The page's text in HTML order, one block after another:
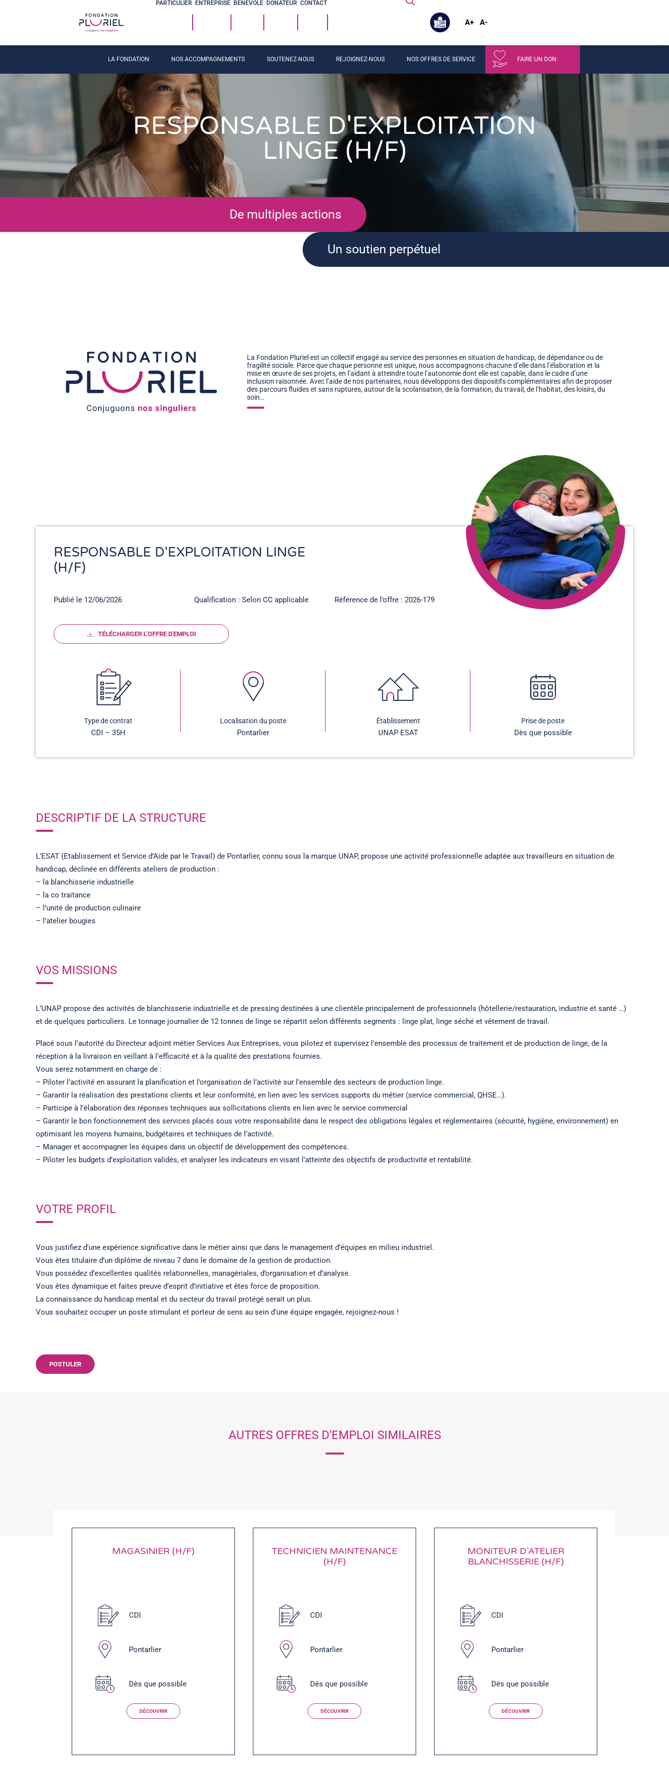
PARTICULIER ENTREPRISE BÉNÉVOLE DONATEUR CONTACT
A+ A-
LA FONDATION NOS ACCOMPAGNEMENTS SOUTENEZ-NOUS REJOIGNEZ-NOUS NOS OFFRES DE SERVICE FAIRE UN DON
RESPONSABLE D'EXPLOITATION
LINGE (H/F)
De multiples actions
Un soutien perpétuel
La Fondation Pluriel est un collectif engagé au service des personnes en situation de handicap, de dépendance ou de
fragilité sociale. Parce que chaque personne est unique, nous accompagnons chacune d’elle dans l’élaboration et la
mise en œuvre de ses projets, en l’aidant à atteindre toute l’autonomie dont elle est capable, dans le cadre d’une
inclusion raisonnée. Avec l’aide de nos partenaires, nous développons des dispositifs complémentaires afin de proposer
des parcours fluides et sans ruptures, autour de la scolarisation, de la formation, du travail, de l’habitat, des loisirs, du
soin…
RESPONSABLE D'EXPLOITATION LINGE
(H/F)
Publié le 12/06/2026 Qualification : Selon CC applicable Référence de l’offre : 2026-179
TÉLÉCHARGER L'OFFRE D'EMPLOI
Type de contrat
CDI – 35H
Localisation du poste
Pontarlier
Établissement
UNAP ESAT
Prise de poste
Dès que possible
DESCRIPTIF DE LA STRUCTURE
L’ESAT (Etablissement et Service d’Aide par le Travail) de Pontarlier, connu sous la marque UNAP, propose une activité professionnelle adaptée aux travailleurs en situation de
handicap, déclinée en différents ateliers de production :
– la blanchisserie industrielle
– la co traitance
– l’unité de production culinaire
– l’atelier bougies
VOS MISSIONS
L’UNAP propose des activités de blanchisserie industrielle et de pressing destinées à une clientèle principalement de professionnels (hôtellerie/restauration, industrie et santé …)
et de quelques particuliers. Le tonnage journalier de 12 tonnes de linge se répartit selon différents segments : linge plat, linge séché et vêtement de travail.
Placé sous l’autorité du Directeur adjoint métier Services Aux Entreprises, vous pilotez et supervisez l’ensemble des processus de traitement et de production de linge, de la
réception à la livraison en veillant à l’efficacité et à la qualité des prestations fournies.
Vous serez notamment en charge de :
– Piloter l’activité en assurant la planification et l’organisation de l’activité sur l’ensemble des secteurs de production linge.
– Garantir la réalisation des prestations clients et leur conformité, en lien avec les services supports du métier (service commercial, QHSE…).
– Participe à l’élaboration des réponses techniques aux sollicitations clients en lien avec le service commercial
– Garantir le bon fonctionnement des services placés sous votre responsabilité dans le respect des obligations légales et réglementaires (sécurité, hygiène, environnement) en
optimisant les moyens humains, budgétaires et techniques de l’activité.
– Manager et accompagner les équipes dans un objectif de développement des compétences.
– Piloter les budgets d’exploitation validés, et analyser les indicateurs en visant l’atteinte des objectifs de productivité et rentabilité.
VOTRE PROFIL
Vous justifiez d’une expérience significative dans le métier ainsi que dans le management d’équipes en milieu industriel.
Vous êtes titulaire d’un diplôme de niveau 7 dans le domaine de la gestion de production.
Vous possédez d’excellentes qualités relationnelles, managériales, d’organisation et d’analyse.
Vous êtes dynamique et faites preuve d’esprit d’initiative et êtes force de proposition.
La connaissance du handicap mental et du secteur du travail protégé serait un plus.
Vous souhaitez occuper un poste stimulant et porteur de sens au sein d’une équipe engagée, rejoignez-nous !
POSTULER
AUTRES OFFRES D'EMPLOI SIMILAIRES
MAGASINIER (H/F)
CDI
Pontarlier
Dès que possible
DÉCOUVRIR
TECHNICIEN MAINTENANCE
(H/F)
CDI
Pontarlier
Dès que possible
DÉCOUVRIR
MONITEUR D’ATELIER
BLANCHISSERIE (H/F)
CDI
Pontarlier
Dès que possible
DÉCOUVRIR